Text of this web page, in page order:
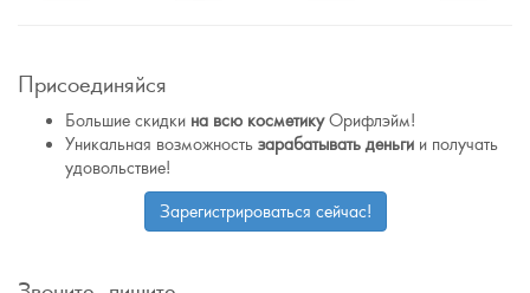
Присоединяйся
Большие скидки на всю косметикуОрифлэйм!
Уникальная возможность зарабатывать деньги и получать
удовольствие!
Зарегистрироваться сейчас!